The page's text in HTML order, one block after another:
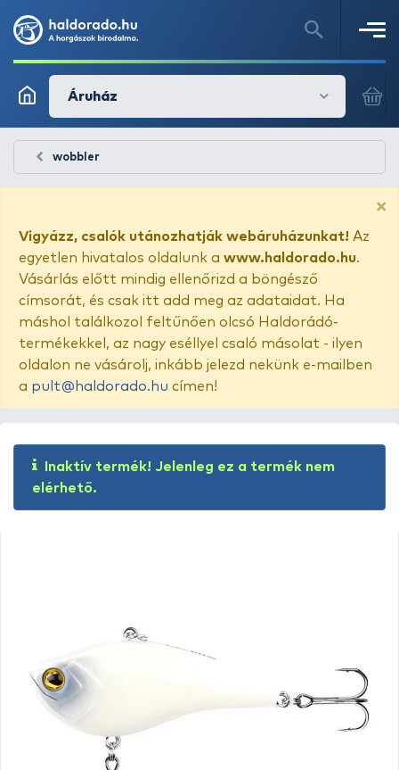
Áruház
wobbler
×
Vigyázz, csalók utánozhatják webáruházunkat! Az
egyetlen hivatalos oldalunk a www.haldorado.hu.
Vásárlás előtt mindig ellenőrizd a böngésző
címsorát, és csak itt add meg az adataidat. Ha
máshol találkozol feltűnően olcsó Haldorádó-
termékekkel, az nagy eséllyel csaló másolat - ilyen
oldalon ne vásárolj, inkább jelezd nekünk e-mailben
a pult@haldorado.hu címen!
Inaktív termék! Jelenleg ez a termék nem
elérhető.